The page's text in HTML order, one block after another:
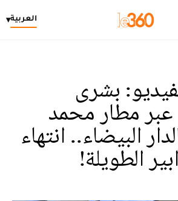
العربية▾
بشرى
عبر مطار محمد
البيضاء.. انتهاء
الطويلة!